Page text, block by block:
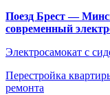
Поезд Брест —
современный
Электросамокат с
Перестройка
ремонта